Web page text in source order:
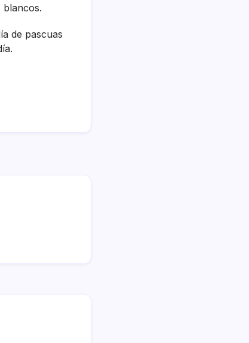
blancos.
de pascuas